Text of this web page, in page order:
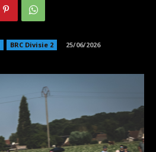
BRC Divisie 2 25/06/2026